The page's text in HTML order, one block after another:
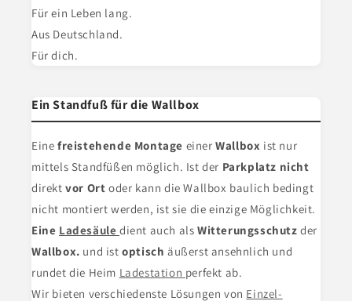
Für ein Leben lang.
Aus Deutschland.
Für dich.
Ein Standfuß für die Wallbox
Eine freistehende Montage einerWallbox ist nur
mittels Standfüßen möglich. Ist der Parkplatz nicht
direktvor Ortoder kann die Wallbox baulich bedingt
nicht montiert werden, ist sie die einzige Möglichkeit.
Eine Ladesäuledient auch alsWitterungsschutzder
Wallbox. und istoptischäußerst ansehnlich und
rundet die Heim Ladestation perfekt ab.
Wir bieten verschiedenste Lösungen von Einzel-